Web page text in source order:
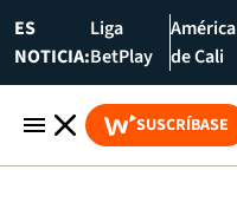
ES
NOTICIA:
Liga
BetPlay
América
de Cali
SUSCRÍBASE